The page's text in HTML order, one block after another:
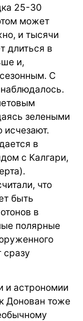
25-30
может
и тысячи
длиться в
и,
С
зелеными
исчезают.
в
с Калгари,
что
быть
в
полярные
сразу
и астрономии
Донован тоже